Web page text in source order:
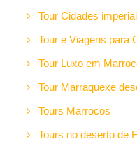
Tour Cidades
Tour e Viagens para
Tour Luxo em
Tour Marraquexe
Tours Marrocos
Tours no deserto de